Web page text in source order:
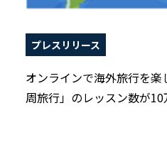
プレスリリース
オンラインで海外旅行を
周旅行」のレッスン数が